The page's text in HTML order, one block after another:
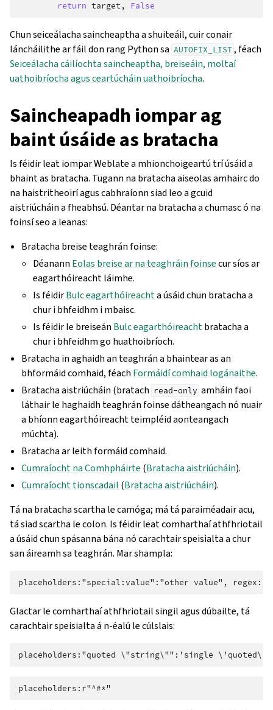
return target , False
Chun seiceálacha saincheaptha a shuiteáil, cuir conair
láncháilithe ar fáil don rang Python sa AUTOFIX_LIST , féach
Seiceálacha cáilíochta saincheaptha, breiseáin, moltaí
uathoibríocha agus ceartúcháin uathoibríocha.
Saincheapadh iompar ag
baint úsáide as bratacha
Is féidir leat iompar Weblate a mhionchoigeartú trí úsáid a
bhaint as bratacha. Tugann na bratacha aiseolas amhairc do
na haistritheoirí agus cabhraíonn siad leo a gcuid
aistriúcháin a fheabhsú. Déantar na bratacha a chumasc ó na
foinsí seo a leanas:
Bratacha breise teaghrán foinse:
Déanann Eolas breise ar na teaghráin foinsecur síos ar
eagarthóireacht láimhe.
Is féidirBulc eagarthóireachta úsáid chun bratacha a
chur i bhfeidhm i mbaisc.
Is féidir le breiseán Bulc eagarthóireachtbratacha a
chur i bhfeidhm go huathoibríoch.
Bratacha in aghaidh an teaghrán a bhaintear as an
bhformáid comhaid, féach Formáidí comhaid logánaithe.
Bratacha aistriúcháin (bratach read-only amháin faoi
láthair le haghaidh teaghrán foinse dátheangach nó nuair
a bhíonn eagarthóireacht teimpléid aonteangach
múchta).
Bratacha ar leith formáid comhaid.
Cumraíocht na Comhpháirte (Bratacha aistriúcháin).
Cumraíocht tionscadail (Bratacha aistriúcháin).
Tá na bratacha scartha le camóga; má tá paraiméadair acu,
tá siad scartha le colon. Is féidir leat comharthaí athfhriotail
a úsáid chun spásanna bána nó carachtair speisialta a chur
san áireamh sa teaghrán. Mar shampla:
Glactar le comharthaí athfhriotail singil agus dúbailte, tá
carachtair speisialta á n-éalú le cúlslais: